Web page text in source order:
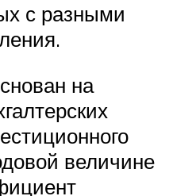
с разными
на
величине